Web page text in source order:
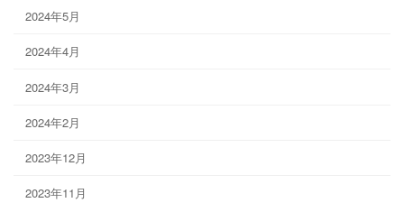
2024年5月
2024年4月
2024年3月
2024年2月
2023年12月
2023年11月